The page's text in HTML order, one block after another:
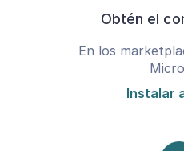
Obtén el
En los
Instalar